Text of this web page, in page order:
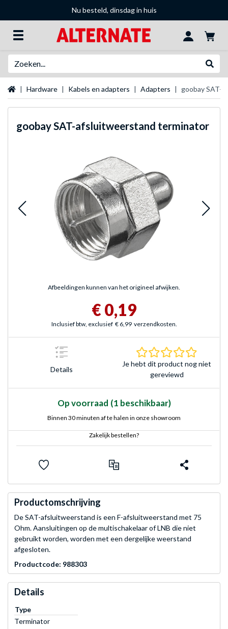
Nu besteld, dinsdag in huis
Startpagina
Hardware Kabels en adapters Adapters goobay SAT-
goobaySAT-afsluitweerstand terminator
Afbeeldingen kunnen van het origineel afwijken.
€ 0,19
Inclusief btw, exclusief € 6,99 verzendkosten.
Details
Je hebt dit product nog niet
gereviewd
Op voorraad (1 beschikbaar)
Binnen 30 minuten af te halen in onze showroom
Zakelijk bestellen?
Productomschrijving
De SAT-afsluitweerstand is een F-afsluitweerstand met 75
Ohm. Aansluitingen op de multischakelaar of LNB die niet
gebruikt worden, worden met een dergelijke weerstand
afgesloten.
Productcode: 988303
Details
Type
Terminator